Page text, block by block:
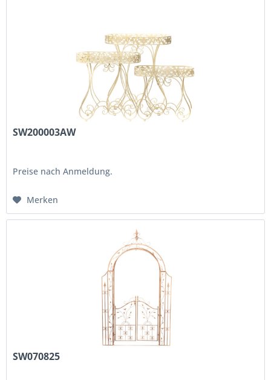
SW200003AW
Preise nach Anmeldung.
Merken
SW070825